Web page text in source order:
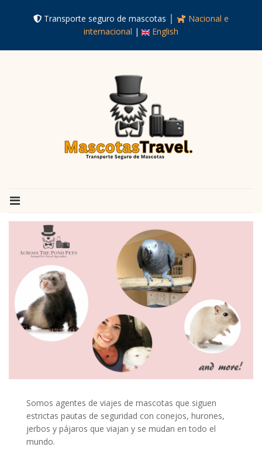
Transporte seguro de mascotas │
Nacional e
internacional | English
Somos agentes de viajes de mascotas que siguen
estrictas pautas de seguridad con conejos, hurones,
jerbos y pájaros que viajan y se mudan en todo el
mundo.